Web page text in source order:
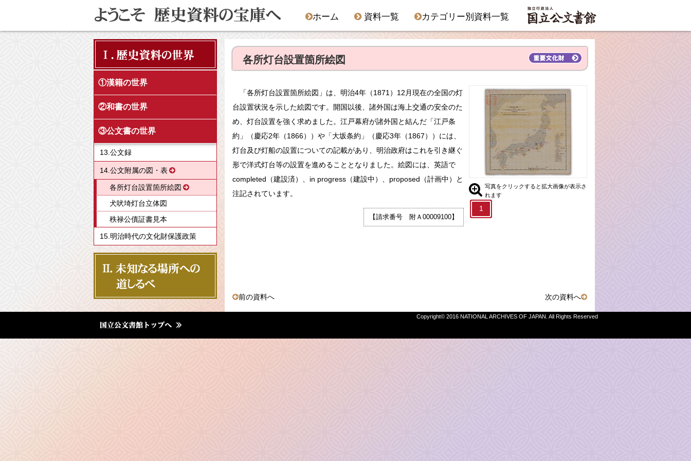
ホーム 資料一覧 カテゴリー別資料一覧
Ⅰ．歴史資料の世界
①漢籍の世界
②和書の世界
③公文書の世界
13.公文録
14.公文附属の図・表
各所灯台設置箇所絵図
犬吠埼灯台立体図
秩禄公債証書見本
15.明治時代の文化財保護政策
Ⅱ．未知なる場所への
道しるべ
各所灯台設置箇所絵図
「各所灯台設置箇所絵図」は、明治4年（1871）12月現在の全国の灯
台設置状況を示した絵図です。開国以後、諸外国は海上交通の安全のた
め、灯台設置を強く求めました。江戸幕府が諸外国と結んだ「江戸条
約」（慶応2年（1866））や「大坂条約」（慶応3年（1867））には、
灯台及び灯船の設置についての記載があり、明治政府はこれを引き継ぐ
形で洋式灯台等の設置を進めることとなりました。絵図には、英語で
completed（建設済）、in progress（建設中）、proposed（計画中）と
注記されています。
【請求番号 附Ａ00009100】
写真をクリックすると拡大画像が表示さ
れます
1
前の資料へ 次の資料へ
Copyright© 2016 NATIONAL ARCHIVES OF JAPAN. All Rights Reserved